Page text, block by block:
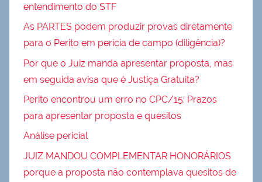
entendimento do STF
As PARTES podem produzir provas diretamente
para o Perito em perícia de campo (diligência)?
Por que o Juiz manda apresentar proposta, mas
em seguida avisa que é Justiça Gratuita?
Perito encontrou um erro no CPC/15: Prazos
para apresentar proposta e quesitos
Análise pericial
JUIZ MANDOU COMPLEMENTAR HONORÁRIOS
porque a proposta não contemplava quesitos de